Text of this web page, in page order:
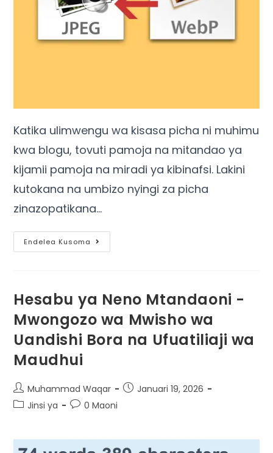
Katika ulimwengu wa kisasa picha ni muhimu
kwa blogu, tovuti pamoja na mitandao ya
kijamii pamoja na miradi ya kibinafsi. Lakini
kutokana na umbizo nyingi za picha
zinazopatikana…
Endelea Kusoma
Hesabu ya Neno Mtandaoni -
Mwongozo wa Mwisho wa
Uandishi Bora na Ufuatiliaji wa
Maudhui
Muhammad Waqar
Januari 19, 2026
Jinsi ya
0 Maoni